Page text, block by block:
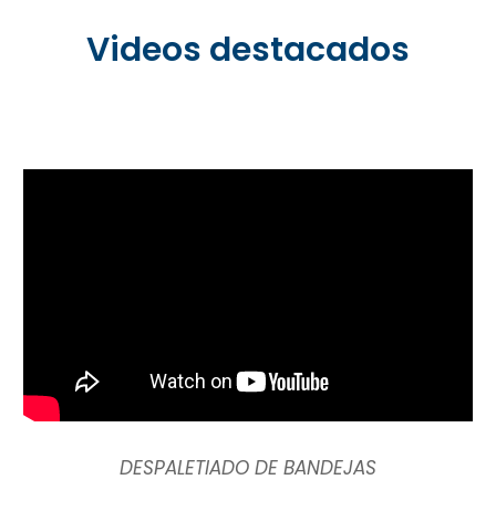
Videos destacados
DESPALETIADO DE BANDEJAS